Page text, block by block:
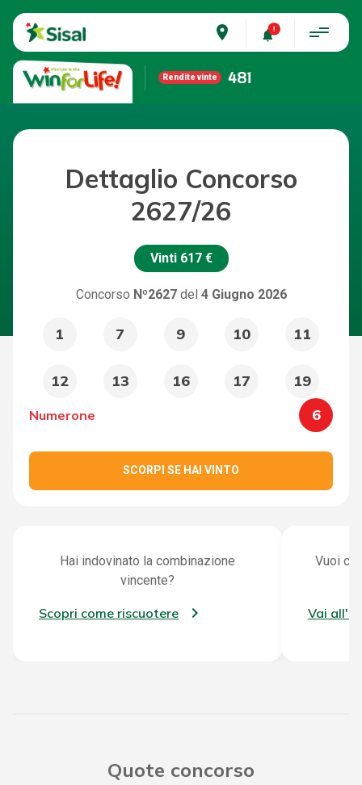
place
Rendite vinte 481
Dettaglio Concorso
2627/26
Vinti 617 €
Concorso Nº2627del 4 Giugno 2026
1 7 9 10 11
12 13 16 17 19
Numerone 6
SCORPI SE HAI VINTO
Hai indovinato la combinazione
vincente?
Scopri come riscuotere
Vuoi
Vai
Quote concorso